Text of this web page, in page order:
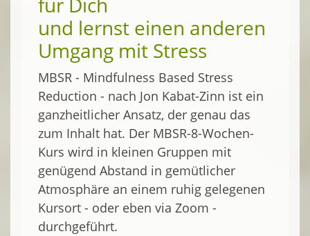
und lernst einen anderen
Umgang mit Stress
MBSR - Mindfulness Based Stress
Reduction - nach Jon Kabat-Zinn ist ein
ganzheitlicher Ansatz, der genau das
zum Inhalt hat. Der MBSR-8-Wochen-
Kurs wird in kleinen Gruppen mit
genügend Abstand in gemütlicher
Atmosphäre an einem ruhig gelegenen
Kursort - oder eben via Zoom -
durchgeführt.